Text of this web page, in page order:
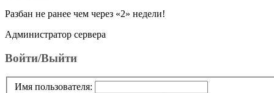
Разбан не ранее чем через «2» недели!
Администратор сервера
Войти/Выйти
Имя пользователя: